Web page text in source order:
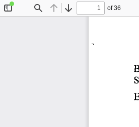
Find Previous
Next
of 36